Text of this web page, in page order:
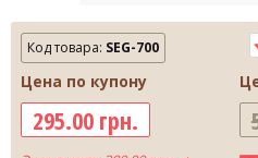
Код товара: SEG-700
Цена по купону
295.00 грн.